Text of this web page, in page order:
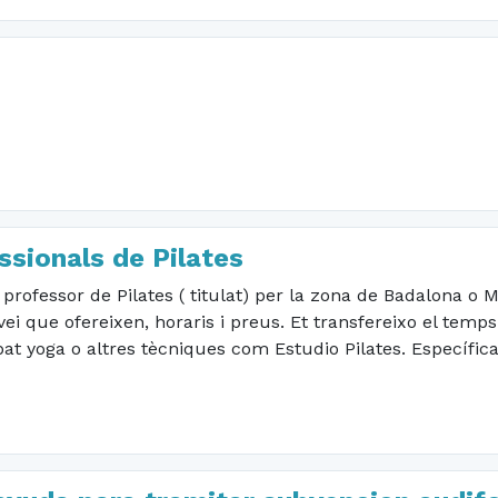
de Pilates
de Pilates ( titulat) per la zona de Badalona o
que ofereixen, horaris i preus. Et transfereixo el
yoga o altres tècniques com Estudio Pilates.